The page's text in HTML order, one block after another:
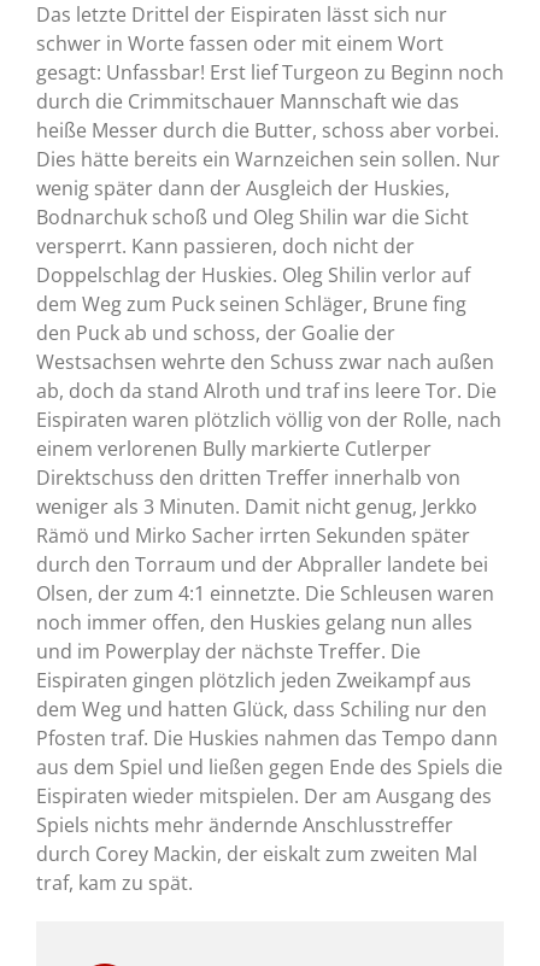
Das letzte Drittel der Eispiraten lässt sich nur
schwer in Worte fassen oder mit einem Wort
gesagt: Unfassbar! Erst lief Turgeon zu Beginn noch
durch die Crimmitschauer Mannschaft wie das
heiße Messer durch die Butter, schoss aber vorbei.
Dies hätte bereits ein Warnzeichen sein sollen. Nur
wenig später dann der Ausgleich der Huskies,
Bodnarchuk schoß und Oleg Shilin war die Sicht
versperrt. Kann passieren, doch nicht der
Doppelschlag der Huskies. Oleg Shilin verlor auf
dem Weg zum Puck seinen Schläger, Brune fing
den Puck ab und schoss, der Goalie der
Westsachsen wehrte den Schuss zwar nach außen
ab, doch da stand Alroth und traf ins leere Tor. Die
Eispiraten waren plötzlich völlig von der Rolle, nach
einem verlorenen Bully markierte Cutlerper
Direktschuss den dritten Treffer innerhalb von
weniger als 3 Minuten. Damit nicht genug, Jerkko
Rämö und Mirko Sacher irrten Sekunden später
durch den Torraum und der Abpraller landete bei
Olsen, der zum 4:1 einnetzte. Die Schleusen waren
noch immer offen, den Huskies gelang nun alles
und im Powerplay der nächste Treffer. Die
Eispiraten gingen plötzlich jeden Zweikampf aus
dem Weg und hatten Glück, dass Schiling nur den
Pfosten traf. Die Huskies nahmen das Tempo dann
aus dem Spiel und ließen gegen Ende des Spiels die
Eispiraten wieder mitspielen. Der am Ausgang des
Spiels nichts mehr ändernde Anschlusstreffer
durch Corey Mackin, der eiskalt zum zweiten Mal
traf, kam zu spät.